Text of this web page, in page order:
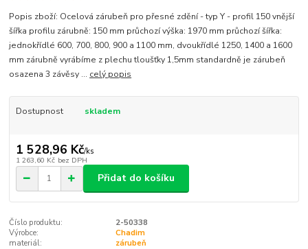
Popis zboží: Ocelová zárubeň pro přesné zdění - typ Y - profil 150 vnější
šířka profilu zárubně: 150 mm průchozí výška: 1970 mm průchozí šířka:
jednokřídlé 600, 700, 800, 900 a 1100 mm, dvoukřídlé 1250, 1400 a 1600
mm zárubně vyrábíme z plechu tloušťky 1,5mm standardně je zárubeň
osazena 3 závěsy ... celý popis
Dostupnost skladem
1 528,96 Kč/ks
1 263,60 Kč bez DPH
Přidat do košíku
Číslo produktu:
2-50338
Výrobce:
Chadim
materiál:
zárubeň